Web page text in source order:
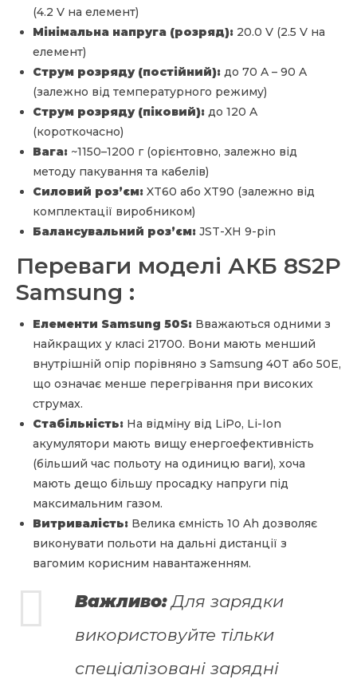
(4.2 V на елемент)
Мінімальна напруга (розряд): 20.0 V (2.5 V на
елемент)
Струм розряду (постійний): до 70 A – 90 A
(залежно від температурного режиму)
Струм розряду (піковий): до 120 A
(короткочасно)
Вага: ~1150–1200 г (орієнтовно, залежно від
методу пакування та кабелів)
Силовий роз’єм: XT60 або XT90 (залежно від
комплектації виробником)
Балансувальний роз’єм: JST-XH 9-pin
Переваги моделі АКБ 8S2P
Samsung :
Елементи Samsung 50S: Вважаються одними з
найкращих у класі 21700. Вони мають менший
внутрішній опір порівняно з Samsung 40T або 50E,
що означає менше перегрівання при високих
струмах.
Стабільність: На відміну від LiPo, Li-Ion
акумулятори мають вищу енергоефективність
(більший час польоту на одиницю ваги), хоча
мають дещо більшу просадку напруги під
максимальним газом.
Витривалість: Велика ємність 10 Ah дозволяє
виконувати польоти на дальні дистанції з
вагомим корисним навантаженням.
Важливо:Для зарядки
використовуйте тільки
спеціалізовані зарядні